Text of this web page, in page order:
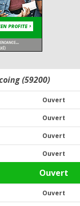
(59200)
Ouvert
Ouvert
Ouvert
Ouvert
Ouvert
Ouvert